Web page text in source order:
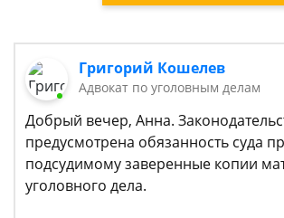
Григорий Кошелев
Адвокат по уголовным делам
Добрый вечер, Анна.
предусмотрена обязанность суда
подсудимому заверенные копии
уголовного дела.